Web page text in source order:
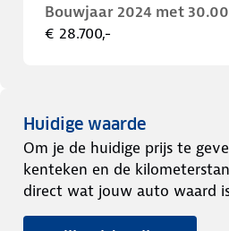
Bouwjaar 2024 met
€ 28.700,-
Huidige waarde
Om je de huidige prijs te
kenteken en de
direct wat jouw auto waard